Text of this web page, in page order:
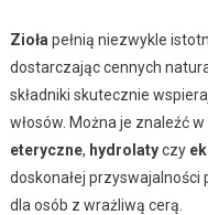
Zioła pełnią niezwykle
dostarczając cennych
składniki skutecznie
włosów. Można je znaleźć
eteryczne, hydrolatyczy
doskonałej
dla osób z wrażliwą cerą.